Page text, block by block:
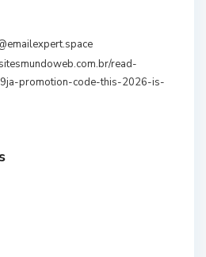
read-
promotion-code-this-2026-is-